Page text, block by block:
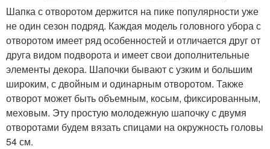
Мелкий узор Шапка с косичками
Объемные узоры Меховые шапки
Шапка с отворотом держится на пике популярности уже
не один сезон подряд. Каждая модель головного убора с
отворотом имеет ряд особенностей и отличается друг от
друга видом подворота и имеет свои дополнительные
элементы декора. Шапочки бывают с узким и большим
широким, с двойным и одинарным отворотом. Также
отворот может быть объемным, косым, фиксированным,
меховым. Эту простую молодежную шапочку с двумя
отворотами будем вязать спицами на окружность головы
54 см.